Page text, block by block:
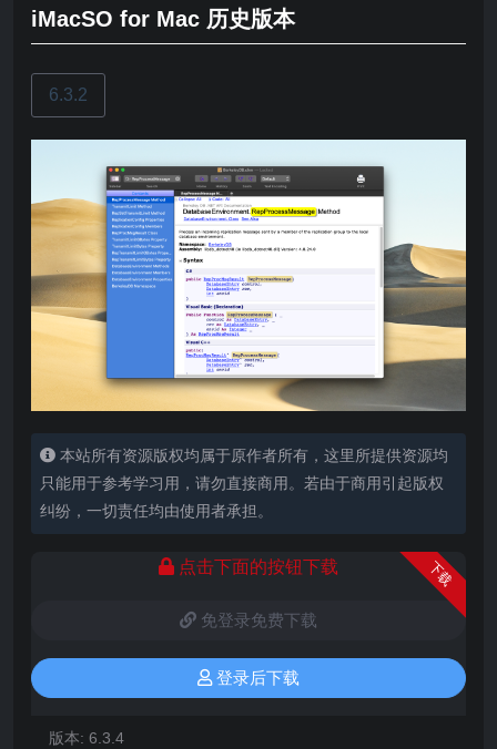
iMacSO for Mac 历史版本
6.3.2
本站所有资源版权均属于原作者所有，这里所提供资源均
只能用于参考学习用，请勿直接商用。若由于商用引起版权
纠纷，一切责任均由使用者承担。
下载
点击下面的按钮下载
免登录免费下载
登录后下载
版本: 6.3.4